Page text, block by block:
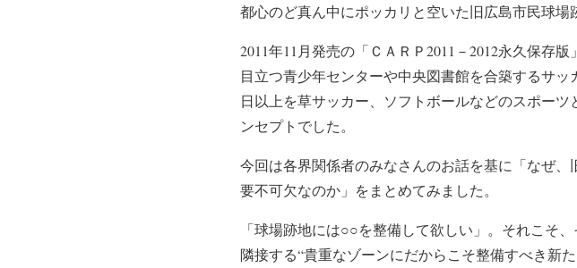
都心のど真ん中にポッカリと空いた旧広島市民球場
2011年11月発売の「ＣＡＲＰ2011－2012永久保存
目立つ青少年センターや中央図書館を合築するサ
日以上を草サッカー、ソフトボールなどのスポー
ンセプトでした。
今回は各界関係者のみなさんのお話を基に「なぜ
要不可欠なのか」をまとめてみました。
「球場跡地には○○を整備して欲しい」。それこそ
隣接する“貴重なゾーンにだからこそ整備すべき新